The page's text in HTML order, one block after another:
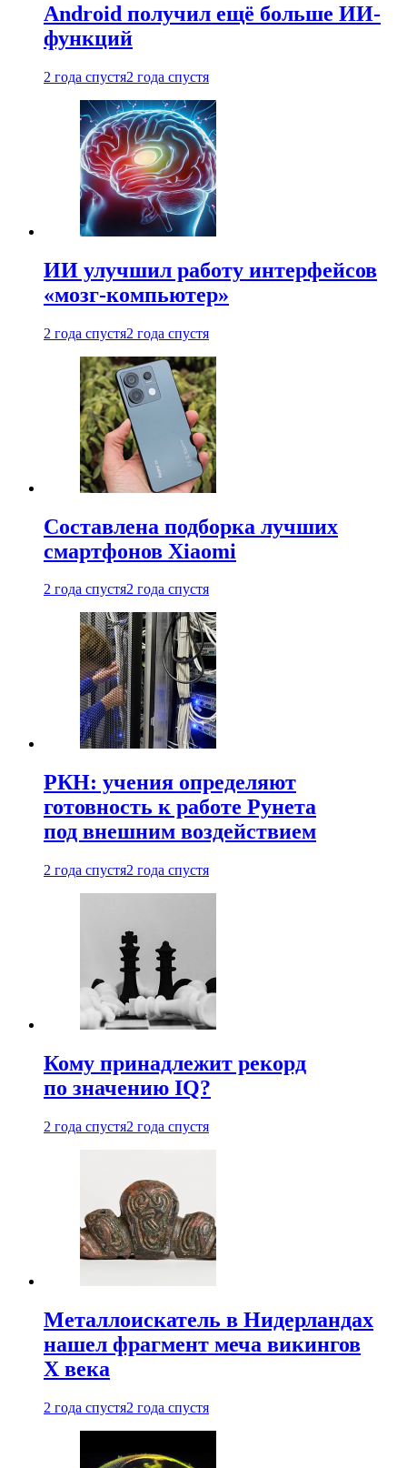
Android получил ещё больше ИИ-
функций
2 года спустя2 года спустя
ИИ улучшил работу интерфейсов
«мозг-компьютер»
2 года спустя2 года спустя
Составлена подборка лучших
смартфонов Xiaomi
2 года спустя2 года спустя
РКН: учения определяют
готовность к работе Рунета
под внешним воздействием
2 года спустя2 года спустя
Кому принадлежит рекорд
по значению IQ?
2 года спустя2 года спустя
Металлоискатель в Нидерландах
нашел фрагмент меча викингов
X века
2 года спустя2 года спустя